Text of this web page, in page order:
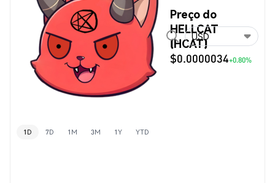
Preço do
HELLCAT
(HCAT)
$0.0000034+0.80%
USD
1D 7D 1M 3M 1Y YTD